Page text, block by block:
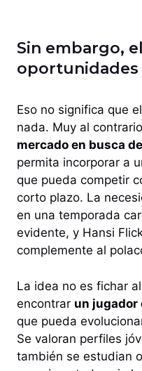
Sin embargo,
oportunidades
Eso no significa que
nada. Muy al
mercado en busca
permita incorporar a
que pueda competir
corto plazo. La
en una temporada
evidente, y Hansi
complemente al
La idea no es fichar
encontrar un jugador
que pueda
Se valoran perfiles
también se estudian